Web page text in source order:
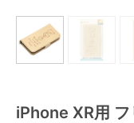
iPhone XR用